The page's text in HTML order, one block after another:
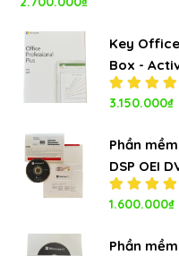
sao
Key
Box -
Được
sao
3.150.000₫
Phần
DSP OEI
Được
sao
1.600.000₫
Phần